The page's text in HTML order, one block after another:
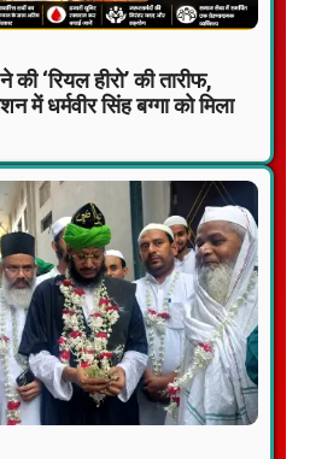
‘रियल हीरो’ की तारीफ,
में धर्मवीर सिंह बग्गा को मिला